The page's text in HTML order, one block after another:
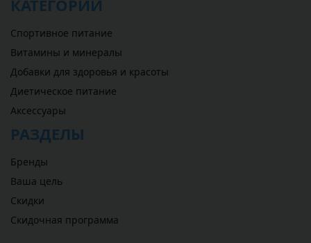
КАТЕГОРИИ
Спортивное питание
Витамины и минералы
Добавки для здоровья и красоты
Диетическое питание
Аксессуары
РАЗДЕЛЫ
Бренды
Ваша цель
Скидки
Скидочная программа